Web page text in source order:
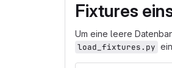
Fixtures
Um eine leere
load_fixtures.py